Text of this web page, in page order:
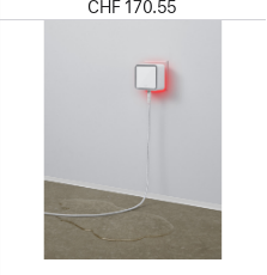
CHF 170.55